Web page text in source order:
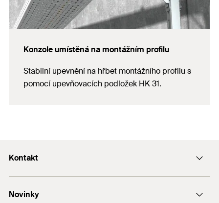
Konzole umístěná na montážním profilu
Stabilní upevnění na hřbet montážního profilu s
pomocí upevňovacích podložek HK 31.
Kontakt
e-Mail
Novinky